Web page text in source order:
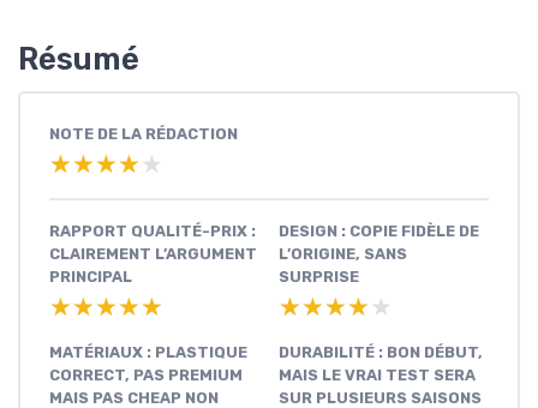
Résumé
NOTE DE LA RÉDACTION
★★★★★
★★★★★
RAPPORT QUALITÉ-PRIX :
CLAIREMENT L’ARGUMENT
PRINCIPAL
★★★★★
★★★★★
DESIGN : COPIE FIDÈLE DE
L’ORIGINE, SANS
SURPRISE
★★★★★
★★★★★
MATÉRIAUX : PLASTIQUE
CORRECT, PAS PREMIUM
MAIS PAS CHEAP NON
DURABILITÉ : BON DÉBUT,
MAIS LE VRAI TEST SERA
SUR PLUSIEURS SAISONS